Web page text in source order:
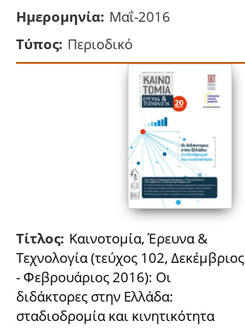
Ημερομηνία: Μαΐ-2016
Τύπος: Περιοδικό
Τίτλος: Kαινοτομία, Έρευνα &
Τεχνολογία (τεύχος 102, Δεκέμβριος
- Φεβρουάριος 2016): Οι
διδάκτορες στην Ελλάδα:
σταδιοδρομία και κινητικότητα